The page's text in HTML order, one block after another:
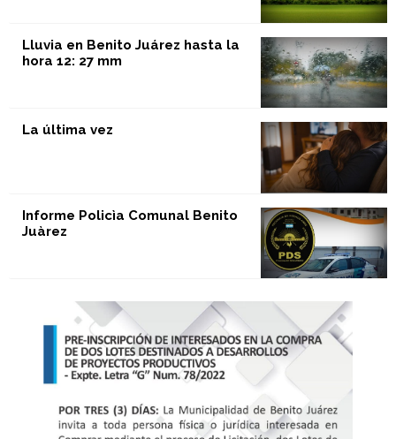
Lluvia en Benito Juárez hasta la
hora 12: 27 mm
La última vez
Informe Policìa Comunal Benito
Juàrez